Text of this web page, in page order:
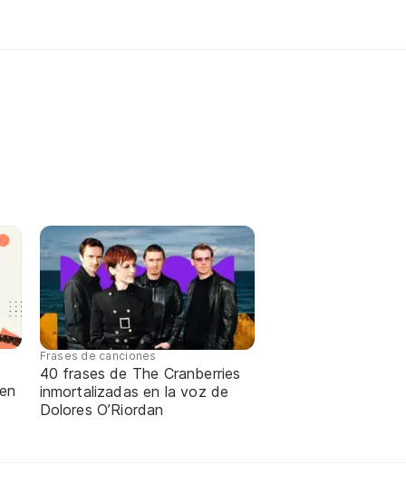
Frases de canciones
40 frases de The Cranberries
inmortalizadas en la voz de
Dolores O’Riordan